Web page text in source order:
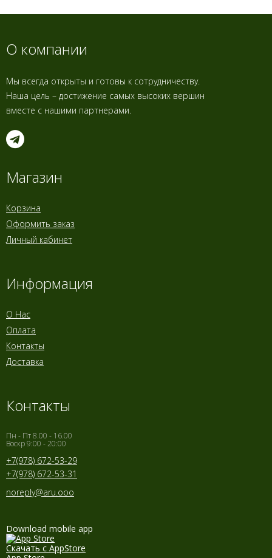
О компании
Мы всегда открыты и готовы к сотрудничеству.
Наша цель – достижение самых высоких вершин
вместе с нашими партнерами.
Магазин
Корзина
Оформить заказ
Личный кабинет
Информация
О Нас
Оплата
Контакты
Доставка
Контакты
Пн - Пт 8.00 - 16.00
Воскр 9:00 - 20:00
+7(978) 672-53-29
+7(978) 672-53-31
noreply@aru.ooo
Download mobile app
Скачать с AppStore